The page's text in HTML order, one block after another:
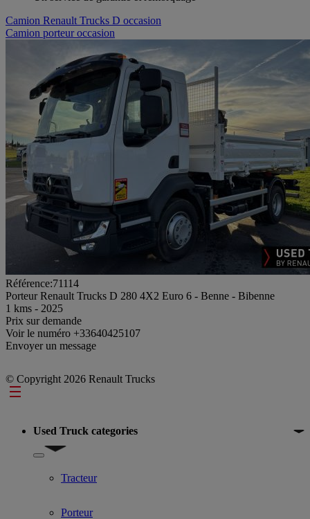
Camion Renault Trucks D occasion
Camion porteur occasion
Référence:71114
Porteur Renault Trucks D 280 4X2 Euro 6 - Benne - Bibenne
1 kms - 2025
Prix sur demande
Voir le numéro +33640425107
Envoyer un message
© Copyright 2026 Renault Trucks
Footer
Used Truck categories
Show submenu for Used Truck categories
Tracteur
Porteur